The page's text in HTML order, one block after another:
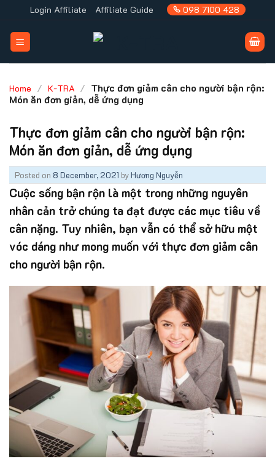
to
content
Login Affiliate Affiliate Guide 098 7100 428
Home / K-TRA / Thực đơn giảm cân cho người bận rộn:
Món ăn đơn giản, dễ ứng dụng
Thực đơn giảm cân cho người bận rộn:
Món ăn đơn giản, dễ ứng dụng
Posted on 8 December, 2021 byHương Nguyễn
Cuộc sống bận rộn là một trong những nguyên
nhân cản trở chúng ta đạt được các mục tiêu về
cân nặng. Tuy nhiên, bạn vẫn có thể sở hữu một
vóc dáng như mong muốn với thực đơn giảm cân
cho người bận rộn.